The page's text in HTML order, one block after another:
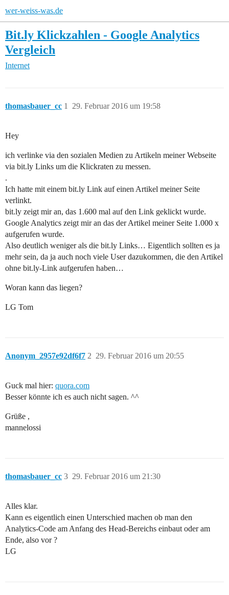
wer-weiss-was.de
Bit.ly Klickzahlen - Google Analytics
Vergleich
Internet
thomasbauer_cc 29. Februar 2016 um 19:58
1
Hey
ich verlinke via den sozialen Medien zu Artikeln meiner Webseite
via bit.ly Links um die Klickraten zu messen.
.
Ich hatte mit einem bit.ly Link auf einen Artikel meiner Seite
verlinkt.
bit.ly zeigt mir an, das 1.600 mal auf den Link geklickt wurde.
Google Analytics zeigt mir an das der Artikel meiner Seite 1.000 x
aufgerufen wurde.
Also deutlich weniger als die bit.ly Links… Eigentlich sollten es ja
mehr sein, da ja auch noch viele User dazukommen, die den Artikel
ohne bit.ly-Link aufgerufen haben…
Woran kann das liegen?
LG Tom
Anonym_2957e92df6f7 29. Februar 2016 um 20:55
2
Guck mal hier: quora.com
Besser könnte ich es auch nicht sagen. ^^
Grüße ,
mannelossi
thomasbauer_cc 29. Februar 2016 um 21:30
3
Alles klar.
Kann es eigentlich einen Unterschied machen ob man den
Analytics-Code am Anfang des Head-Bereichs einbaut oder am
Ende, also vor ?
LG